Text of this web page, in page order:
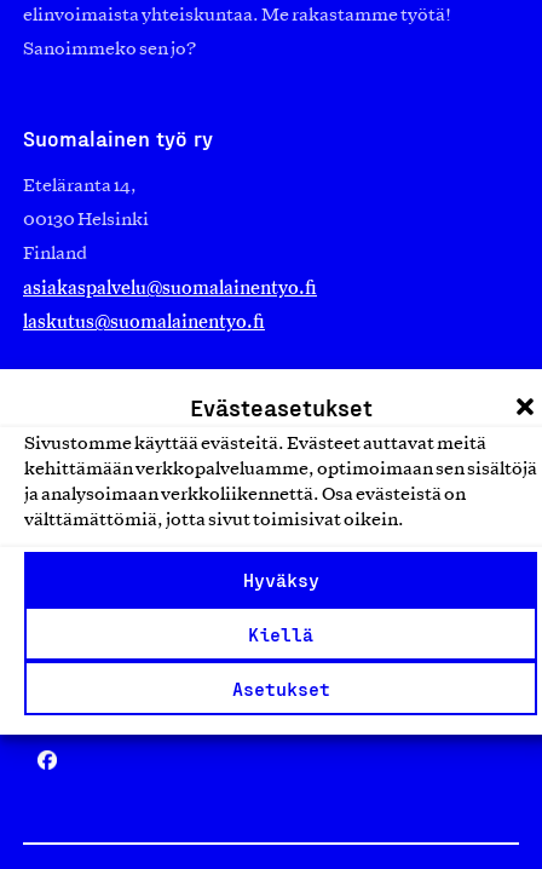
Evästeasetukset
Sivustomme käyttää evästeitä. Evästeet auttavat meitä
kehittämään verkkopalveluamme, optimoimaan sen sisältöjä
ja analysoimaan verkkoliikennettä. Osa evästeistä on
välttämättömiä, jotta sivut toimisivat oikein.
Hyväksy
Kiellä
Asetukset
elinvoimaista yhteiskuntaa. Me rakastamme työtä!
Sanoimmeko sen jo?
Suomalainen työ ry
Eteläranta 14,
00130 Helsinki
Finland
asiakaspalvelu@suomalainentyo.fi
laskutus@suomalainentyo.fi
Avainlippu
Yhteiskunnallinen Yritys -merkki